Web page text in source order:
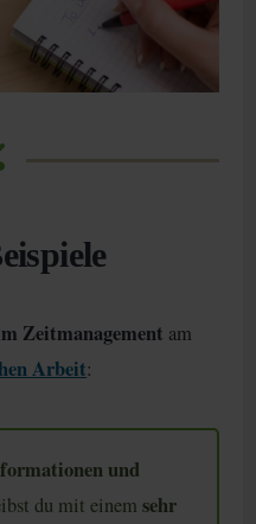
Zeitmanagement am
Arbeit:
und
du mit einemsehr